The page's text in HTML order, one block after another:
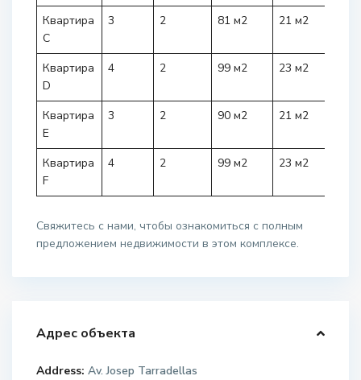
Квартира
C
3 2 81 м2 21 м2
Квартира
D
4 2 99 м2 23 м2
Квартира
E
3 2 90 м2 21 м2
Квартира
F
4 2 99 м2 23 м2
Свяжитесь с нами, чтобы ознакомиться с полным
предложением недвижимости в этом комплексе.
Адрес объекта
Address: Av. Josep Tarradellas